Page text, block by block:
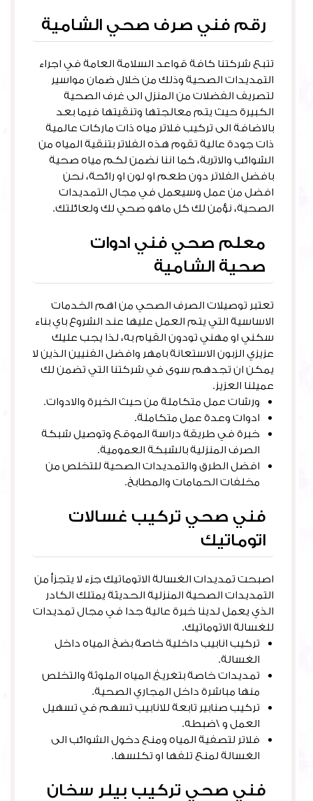
رقم فني صرف صحي الشامية
تتبع شركتنا كافة قواعد السلامة العامة في اجراء
التمديدات الصحية وذلك من خلال ضمان مواسير
لتصريف الفضلات من المنزل الى غرف الصحية
الكبيرة حيث يتم معالجتها وتنقيتها فيما بعد
بالاضافة الى تركيب فلاتر مياه ذات ماركات عالمية
ذات جودة عالية تقوم هذه الفلاتر بتنقية المياه من
الشوائب والاتربة، كما اننا نضمن لكم مياه صحية
بافضل الفلاتر دون طعم او لون او رائحة، نحن
افضل من عمل وسيعمل في مجال التمديدات
الصحية، نؤمن لك كل ماهو صحي لك ولعائلتك.
معلم صحي فني ادوات
صحية الشامية
تعتبر توصيلات الصرف الصحي من اهم الخدمات
الاساسية التي يتم العمل عليها عند الشروع باي بناء
سكني او مهني تودون القيام به، لذا يجب عليك
عزيزي الزبون الاستعانة بامهر وافضل الفنيين الذين لا
يمكن ان تجدهم سوى في شركتنا التي تضمن لك
عميلنا العزيز.
ورشات عمل متكاملة من حيث الخبرة والادوات.
ادوات وعدة عمل متكاملة.
خبرة في طريقة دراسة الموقع وتوصيل شبكة
الصرف المنزلية بالشبكة العمومية.
افضل الطرق والتمديدات الصحية للتخلص من
مخلفات الحمامات والمطابخ.
فني صحي تركيب غسالات
اتوماتيك
اصبحت تمديدات الغسالة الاتوماتيك جزء لا يتجزأ من
التمديدات الصحية المنزلية الحديثة يمتلك الكادر
الذي يعمل لدينا خبرة عالية جدا في مجال تمديدات
للغسالة الاتوماتيك.
تركيب انابيب داخلية خاصة بضخ المياه داخل
الغسالة.
تمديدات خاصة بتغريغ المياه الملوثة والتخلص
منها مباشرة داخل المجاري الصحية.
تركيب صنابير تابعة للانابيب تسهم في تسهيل
العمل و \ضبطه.
فلاتر لتصفية المياه ومنع دخول الشوائب الى
الغسالة لمنع تلفها او تكلسها.
فني صحي تركيب بيلر سخان